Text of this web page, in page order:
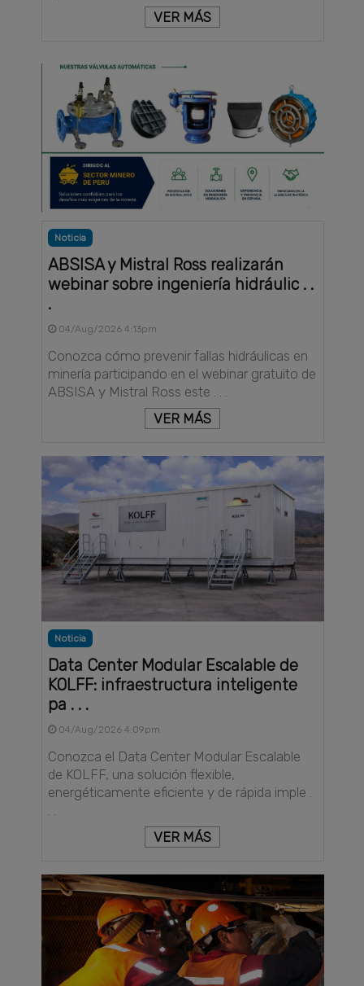
VER MÁS
Noticia
ABSISA y Mistral Ross realizarán
webinar sobre ingeniería hidráulic . .
.
04/Aug/2026 4:13pm
Conozca cómo prevenir fallas hidráulicas en
minería participando en el webinar gratuito de
ABSISA y Mistral Ross este . . .
VER MÁS
Noticia
Data Center Modular Escalable de
KOLFF: infraestructura inteligente
pa . . .
04/Aug/2026 4:09pm
Conozca el Data Center Modular Escalable
de KOLFF, una solución flexible,
energéticamente eficiente y de rápida imple .
. .
VER MÁS